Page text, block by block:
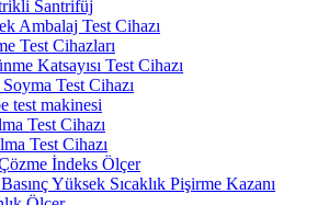
Santrifüj
Ambalaj Test Cihazı
Test Cihazları
Katsayısı Test Cihazı
Test Cihazı
test makinesi
Test Cihazı
Test Cihazı
İndeks Ölçer
Yüksek Sıcaklık Pişirme Kazanı